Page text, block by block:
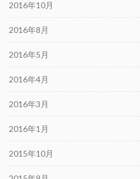
2016年10月
2016年8月
2016年5月
2016年4月
2016年3月
2016年1月
2015年10月